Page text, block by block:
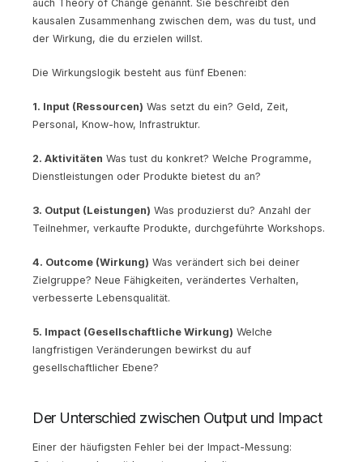
auch Theory of Change genannt. Sie beschreibt den
kausalen Zusammenhang zwischen dem, was du tust, und
der Wirkung, die du erzielen willst.
Die Wirkungslogik besteht aus fünf Ebenen:
1. Input (Ressourcen) Was setzt du ein? Geld, Zeit,
Personal, Know-how, Infrastruktur.
2. Aktivitäten Was tust du konkret? Welche Programme,
Dienstleistungen oder Produkte bietest du an?
3. Output (Leistungen) Was produzierst du? Anzahl der
Teilnehmer, verkaufte Produkte, durchgeführte Workshops.
4. Outcome (Wirkung) Was verändert sich bei deiner
Zielgruppe? Neue Fähigkeiten, verändertes Verhalten,
verbesserte Lebensqualität.
5. Impact (Gesellschaftliche Wirkung) Welche
langfristigen Veränderungen bewirkst du auf
gesellschaftlicher Ebene?
Der Unterschied zwischen Output und Impact
Einer der häufigsten Fehler bei der Impact-Messung: